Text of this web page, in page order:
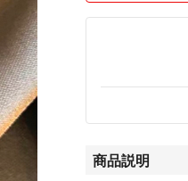
商品説明